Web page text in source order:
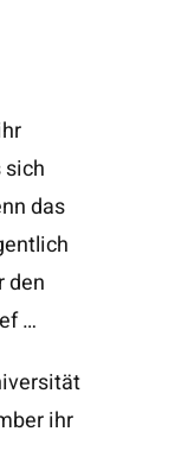
sich
das
den
…
ihr